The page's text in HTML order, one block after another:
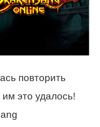
повторить
это удалось!